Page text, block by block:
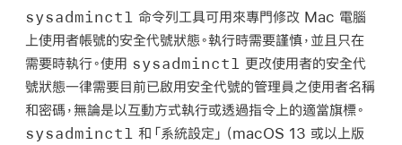
sysadminctl 命令列工具可用來專門修改 Mac 電腦
上使用者帳號的安全代號狀態。執行時需要謹慎，並且只在
需要時執行。使用 sysadminctl 更改使用者的安全代
號狀態一律需要目前已啟用安全代號的管理員之使用者名稱
和密碼，無論是以互動方式執行或透過指令上的適當旗標。
sysadminctl 和「系統設定」（macOS 13 或以上版